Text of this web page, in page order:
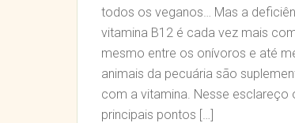
todos os veganos… Mas a
vitamina B12 é cada vez mais
mesmo entre os onívoros e até
animais da pecuária são
com a vitamina. Nesse esclareço
principais pontos […]